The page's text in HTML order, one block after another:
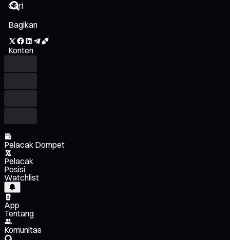
Bagikan
Konten
Pelacak Dompet
Pelacak
Posisi
Watchlist
App
Tentang
Komunitas